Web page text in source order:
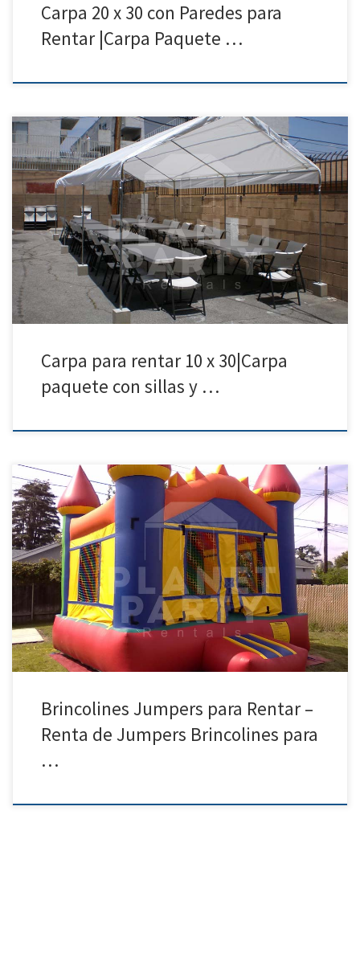
Carpa 20 x 30 con Paredes para
Rentar |Carpa Paquete …
10ft x 30ft Carpa | Precios | Fotos – Carpas para Renta Tel: 818 207
8502 10ft x 30ft Carpa Precio de Renta 10ft x 30ft Carpa $175.00 10 x 30
carpa para rentar – Precios y Combos para rentar – Fiestas
Cumpleanos XV Anos Carpas 10ft x 30ft para […]
Carpa para rentar 10 x 30|Carpa
paquete con sillas y …
Jumpers/Brincolin para Renta Precio de Renta 1 Jumper $150.00
Jumpers / Brincolines | San Fernando Valley | Van Nuys | Panorama
City Jumpers para Rentar | San Fernando Valley | Santa Clarita |
Calabasas
Brincolines Jumpers para Rentar –
Renta de Jumpers Brincolines para
…